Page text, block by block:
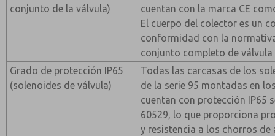
conjunto de la válvula)
cuentan con la marca CE
El cuerpo del colector es un
conformidad con la
conjunto completo de válvula
Grado de protección IP65
(solenoides de válvula)
Todas las carcasas de los
de la serie 95 montadas en
cuentan con protección IP65
60529, lo que proporciona
y resistencia a los chorros de